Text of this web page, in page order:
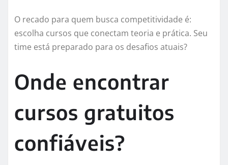
O recado para quem busca competitividade é:
escolha cursos que conectam teoria e prática. Seu
time está preparado para os desafios atuais?
Onde encontrar
cursos gratuitos
confiáveis?